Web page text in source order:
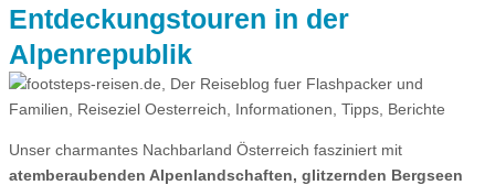
Entdeckungstouren in der
Alpenrepublik
Unser charmantes Nachbarland Österreich fasziniert mit
atemberaubenden Alpenlandschaften, glitzernden Bergseen